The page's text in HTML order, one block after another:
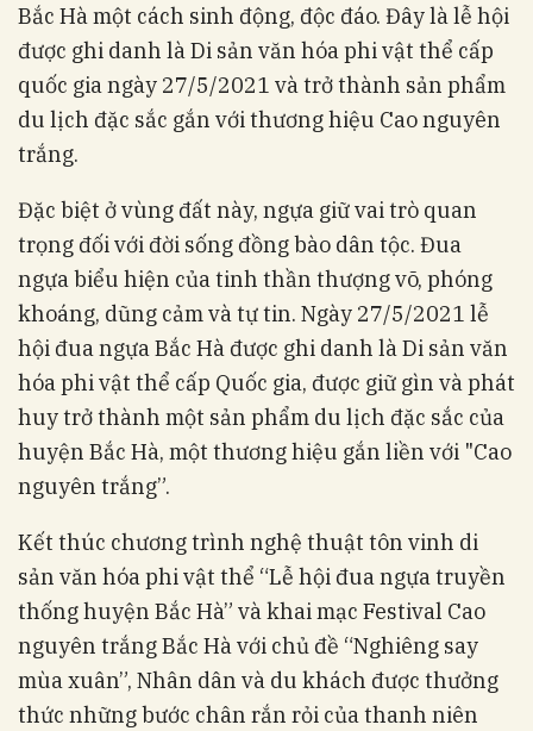
Bắc Hà một cách sinh động, độc đáo. Đây là lễ hội
được ghi danh là Di sản văn hóa phi vật thể cấp
quốc gia ngày 27/5/2021 và trở thành sản phẩm
du lịch đặc sắc gắn với thương hiệu Cao nguyên
trắng.
Đặc biệt ở vùng đất này, ngựa giữ vai trò quan
trọng đối với đời sống đồng bào dân tộc. Đua
ngựa biểu hiện của tinh thần thượng võ, phóng
khoáng, dũng cảm và tự tin. Ngày 27/5/2021 lễ
hội đua ngựa Bắc Hà được ghi danh là Di sản văn
hóa phi vật thể cấp Quốc gia, được giữ gìn và phát
huy trở thành một sản phẩm du lịch đặc sắc của
huyện Bắc Hà, một thương hiệu gắn liền với "Cao
nguyên trắng”.
Kết thúc chương trình nghệ thuật tôn vinh di
sản văn hóa phi vật thể “Lễ hội đua ngựa truyền
thống huyện Bắc Hà” và khai mạc Festival Cao
nguyên trắng Bắc Hà với chủ đề “Nghiêng say
mùa xuân”, Nhân dân và du khách được thưởng
thức những bước chân rắn rỏi của thanh niên